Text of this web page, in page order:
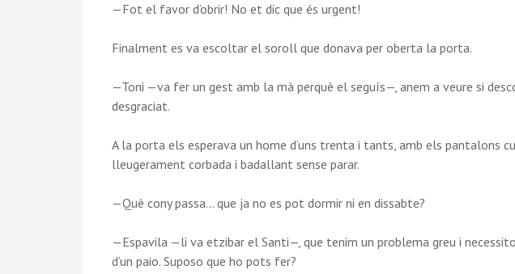
—Fot el favor d’obrir! No et dic que és urgent!
Finalment es va escoltar el soroll que donava per oberta la porta.
—Toni —va fer un gest amb la mà perquè el seguís—, anem a veure si
desgraciat.
A la porta els esperava un home d’uns trenta i tants, amb els pantalons
lleugerament corbada i badallant sense parar.
—Què cony passa… que ja no es pot dormir ni en dissabte?
—Espavila —li va etzibar el Santi—, que tenim un problema greu i necessito
d’un paio. Suposo que ho pots fer?